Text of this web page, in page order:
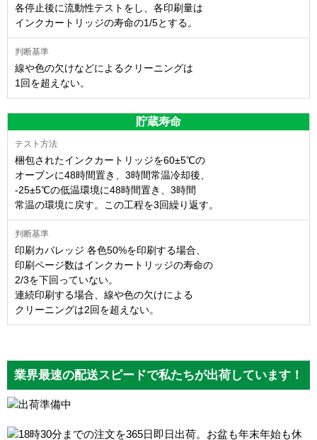
各停止後に流動性テストをし、各印刷量は
インクカートリッジの寿命の1/5とする。
線や色の欠けなどによるクリーニングは
1回を超えない。
貯蔵寿命
梱包されたインクカートリッジを60±5℃の
オーブンに48時間置き、3時間常温冷却後、
-25±5℃の低温環境に48時間置き、3時間
常温の環境に戻す。この工程を3回繰り返す。
印刷カバレッジ 各色50%を印刷する場合、
印刷ページ数はインクカートリッジの寿命の
2/3を下回っていない。
連続印刷する場合、線や色の欠けによる
クリーニングは2回を超えない。
業界最速の配送スピードで私たちが出荷しています！